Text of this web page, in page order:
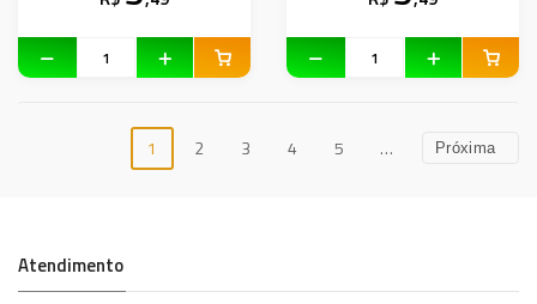
1 2 3 4 5 … Próxima
Atendimento